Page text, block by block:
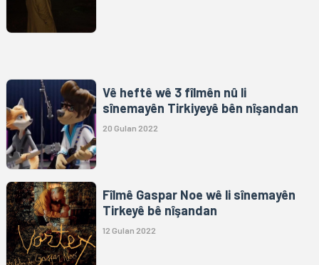
Vê heftê wê 3 fîlmên nû li
sînemayên Tirkiyeyê bên nîşandan
20 Gulan 2022
Fîlmê Gaspar Noe wê li sînemayên
Tirkeyê bê nîşandan
12 Gulan 2022